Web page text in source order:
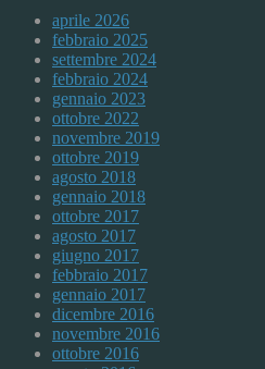
aprile 2026
febbraio 2025
settembre 2024
febbraio 2024
gennaio 2023
ottobre 2022
novembre 2019
ottobre 2019
agosto 2018
gennaio 2018
ottobre 2017
agosto 2017
giugno 2017
febbraio 2017
gennaio 2017
dicembre 2016
novembre 2016
ottobre 2016